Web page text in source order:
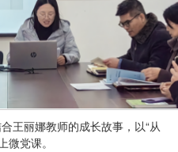
王丽娜教师的成长故事，以“从
微党课。